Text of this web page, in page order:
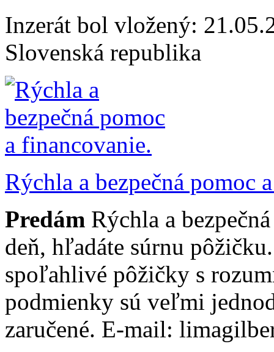
Inzerát bol vložený:
Slovenská republika
Rýchla a bezpečná pomoc
Predám Rýchla a
deň, hľadáte súrnu
spoľahlivé pôžičky s
podmienky sú veľmi
zaručené. E-mail: